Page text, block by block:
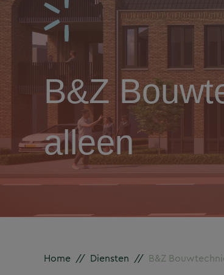
B&Z
alleen
Home // Diensten // B&Z